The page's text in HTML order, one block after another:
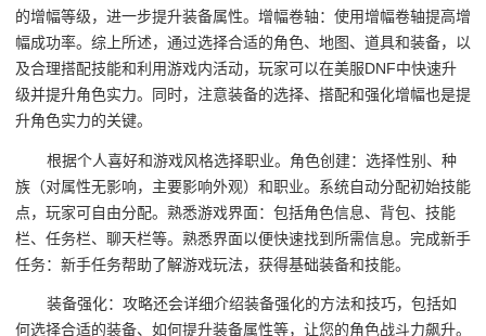
的增幅等级，进一步提升装备属性。增幅卷轴：使用增幅卷轴提高增
幅成功率。综上所述，通过选择合适的角色、地图、道具和装备，以
及合理搭配技能和利用游戏内活动，玩家可以在美服DNF中快速升
级并提升角色实力。同时，注意装备的选择、搭配和强化增幅也是提
升角色实力的关键。
根据个人喜好和游戏风格选择职业。角色创建：选择性别、种
族（对属性无影响，主要影响外观）和职业。系统自动分配初始技能
点，玩家可自由分配。熟悉游戏界面：包括角色信息、背包、技能
栏、任务栏、聊天栏等。熟悉界面以便快速找到所需信息。完成新手
任务：新手任务帮助了解游戏玩法，获得基础装备和技能。
装备强化：攻略还会详细介绍装备强化的方法和技巧，包括如
何选择合适的装备、如何提升装备属性等，让您的角色战斗力飙升。